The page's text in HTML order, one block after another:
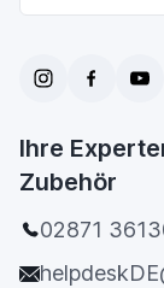
Ihre
Zubehör
02871